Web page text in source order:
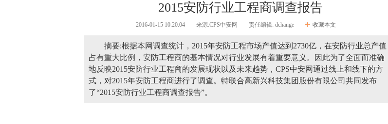
2015安防行业工程商调查报告
2016-01-15 10:20:04 来源:CPS中安网 责任编辑: dchange 收藏本文
摘要:根据本网调查统计，2015年安防工程市场产值达到2730亿，在安防行业总产值
占有重大比例，安防工程商的基本情况对行业发展有着重要意义。因此为了全面而准确
地反映2015安防行业工程商的发展现状以及未来趋势，CPS中安网通过线上和线下的方
式，对2015年安防工程商进行了调查。特联合高新兴科技集团股份有限公司共同发布
了“2015安防行业工程商调查报告”。